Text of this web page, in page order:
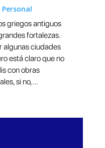
griegos antiguos
fortalezas.
algunas ciudades
está claro que no
con obras
si no,...